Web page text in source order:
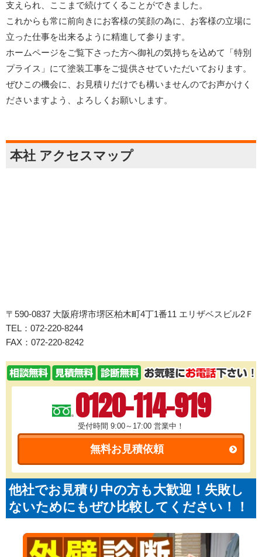
支えられ、ここまで続けてくることができました。
これからも常に前向きにお客様の笑顔の為に、お客様の立場に
立った仕事を出来るように精進して参ります。
ホームページをご覧下さった方へ御礼の気持ちを込めて「特別
プライス」にて塗装工事をご提供させていただいております。
ぜひこの機会に、お見積りだけでも構いませんのでお声かけく
ださいますよう、よろしくお願いします。
本社 アクセスマップ
〒590-0837 大阪府堺市堺区柏木町4丁1番11 エリザベスビル2Ｆ
TEL：072-220-8244
FAX：072-220-8242
0120-114-919
受付時間 9:00～17:00 営業中！
無料お見積依頼
他社でお見積り中の方も大歓迎！失敗し
ないためにもぜひ比較してください！！